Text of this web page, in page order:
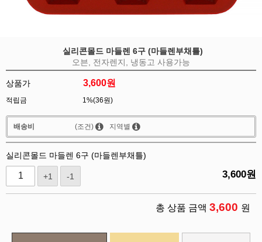
실리콘몰드 마들렌 6구 (마들렌부채틀)
오븐, 전자렌지, 냉동고 사용가능
상품가 3,600원
적립금 1%(36원)
배송비 (조건) 지역별
실리콘몰드 마들렌 6구 (마들렌부채틀)
+1 -1 3,600원
총 상품 금액 3,600 원